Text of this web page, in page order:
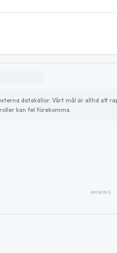
datakällor. Vårt mål är alltid att
kan fel förekomma.
ANNONS